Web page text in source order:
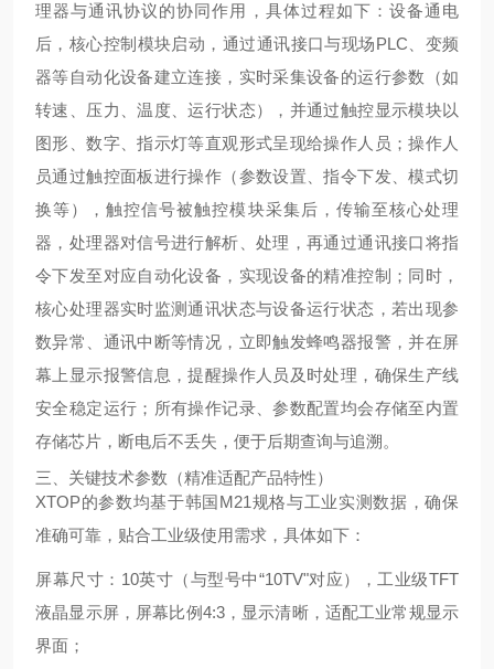
理器与通讯协议的协同作用，具体过程如下：设备通电
后，核心控制模块启动，通过通讯接口与现场PLC、变频
器等自动化设备建立连接，实时采集设备的运行参数（如
转速、压力、温度、运行状态），并通过触控显示模块以
图形、数字、指示灯等直观形式呈现给操作人员；操作人
员通过触控面板进行操作（参数设置、指令下发、模式切
换等），触控信号被触控模块采集后，传输至核心处理
器，处理器对信号进行解析、处理，再通过通讯接口将指
令下发至对应自动化设备，实现设备的精准控制；同时，
核心处理器实时监测通讯状态与设备运行状态，若出现参
数异常、通讯中断等情况，立即触发蜂鸣器报警，并在屏
幕上显示报警信息，提醒操作人员及时处理，确保生产线
安全稳定运行；所有操作记录、参数配置均会存储至内置
存储芯片，断电后不丢失，便于后期查询与追溯。
三、关键技术参数（精准适配产品特性）
XTOP的参数均基于韩国M21规格与工业实测数据，确保
准确可靠，贴合工业级使用需求，具体如下：
屏幕尺寸：10英寸（与型号中“10TV"对应），工业级TFT
液晶显示屏，屏幕比例4:3，显示清晰，适配工业常规显示
界面；